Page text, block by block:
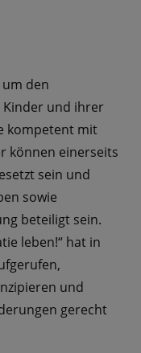
den
Kinder und ihrer
kompetent mit
können einerseits
sein und
sowie
beteiligt sein.
leben!“ hat in
und
gerecht